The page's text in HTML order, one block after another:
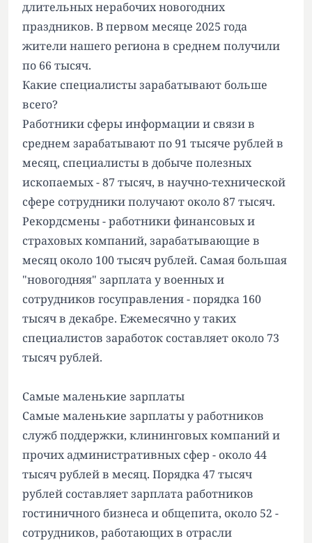
длительных нерабочих новогодних
праздников. В первом месяце 2025 года
жители нашего региона в среднем получили
по 66 тысяч.
Какие специалисты зарабатывают больше
всего?
Работники сферы информации и связи в
среднем зарабатывают по 91 тысяче рублей в
месяц, специалисты в добыче полезных
ископаемых - 87 тысяч, в научно-технической
сфере сотрудники получают около 87 тысяч.
Рекордсмены - работники финансовых и
страховых компаний, зарабатывающие в
месяц около 100 тысяч рублей. Самая большая
"новогодняя" зарплата у военных и
сотрудников госуправления - порядка 160
тысяч в декабре. Ежемесячно у таких
специалистов заработок составляет около 73
тысяч рублей.
Самые маленькие зарплаты
Самые маленькие зарплаты у работников
служб поддержки, клининговых компаний и
прочих административных сфер - около 44
тысяч рублей в месяц. Порядка 47 тысяч
рублей составляет зарплата работников
гостиничного бизнеса и общепита, около 52 -
сотрудников, работающих в отрасли